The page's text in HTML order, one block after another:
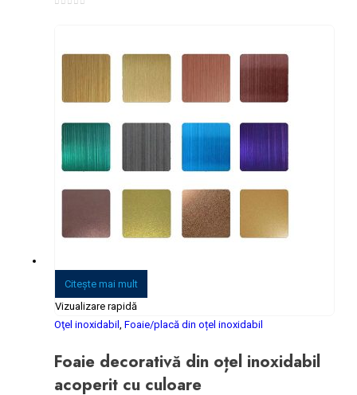
Citeşte mai mult
Vizualizare rapidă
Oţel inoxidabil , Foaie/placă din oțel inoxidabil
Foaie decorativă din oțel inoxidabil
acoperit cu culoare